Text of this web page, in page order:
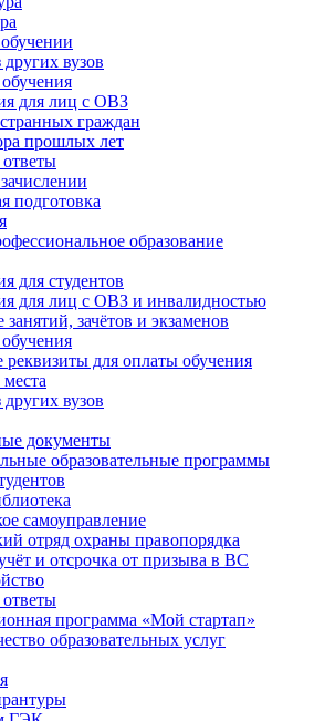
вузов
для лиц с ОВЗ
граждан
прошлых лет
подготовка
образование
для студентов
для лиц с ОВЗ и инвалидностью
занятий, зачётов и экзаменов
реквизиты для оплаты обучения
вузов
документы
образовательные программы
самоуправление
отряд охраны правопорядка
и отсрочка от призыва в ВС
программа «Мой стартап»
образовательных услуг